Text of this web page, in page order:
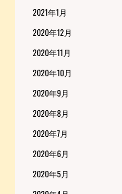
2021年1月
2020年12月
2020年11月
2020年10月
2020年9月
2020年8月
2020年7月
2020年6月
2020年5月